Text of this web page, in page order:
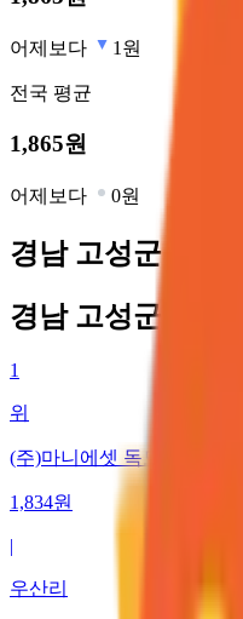
어제보다 1원
전국 평균
1,865원
어제보다 0원
경남 고성군 최저
경남 고성군 최저
1
위
(주)마니에셋 독도사랑주유
1,834원
|
우산리